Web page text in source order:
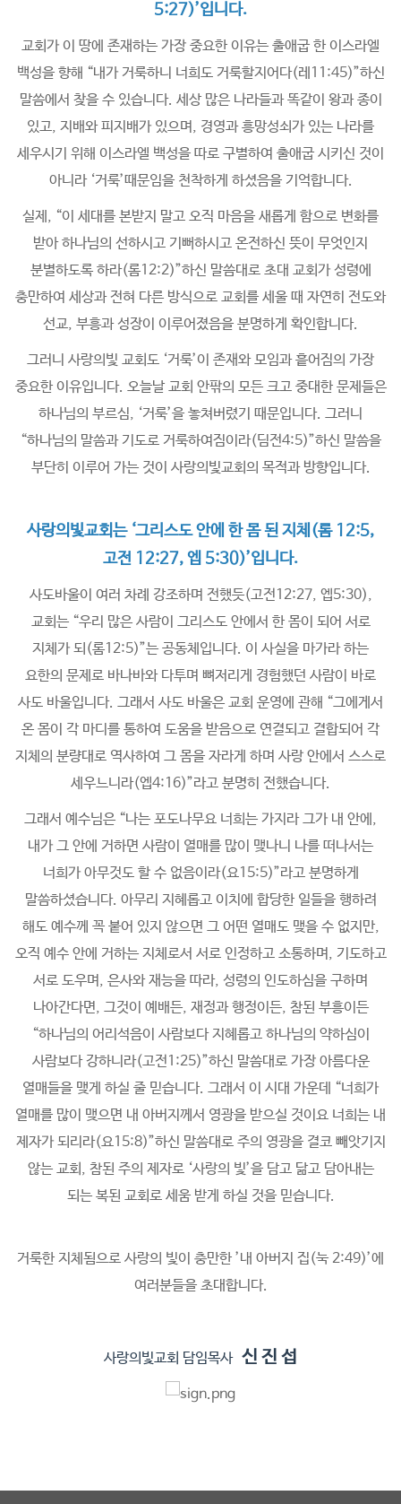
5:27)’입니다.
교회가 이 땅에 존재하는 가장 중요한 이유는 출애굽 한 이스라엘
백성을 향해 “내가 거룩하니 너희도 거룩할지어다(레11:45)”하신
말씀에서 찾을 수 있습니다. 세상 많은 나라들과 똑같이 왕과 종이
있고, 지배와 피지배가 있으며, 경영과 흥망성쇠가 있는 나라를
세우시기 위해 이스라엘 백성을 따로 구별하여 출애굽 시키신 것이
아니라 ‘거룩’때문임을 천착하게 하셨음을 기억합니다.
실제, “이 세대를 본받지 말고 오직 마음을 새롭게 함으로 변화를
받아 하나님의 선하시고 기뻐하시고 온전하신 뜻이 무엇인지
분별하도록 하라(롬12:2)”하신 말씀대로 초대 교회가 성령에
충만하여 세상과 전혀 다른 방식으로 교회를 세울 때 자연히 전도와
선교, 부흥과 성장이 이루어졌음을 분명하게 확인합니다.
그러니 사랑의빛 교회도 ‘거룩’이 존재와 모임과 흩어짐의 가장
중요한 이유입니다. 오늘날 교회 안팎의 모든 크고 중대한 문제들은
하나님의 부르심, ‘거룩’을 놓쳐버렸기 때문입니다. 그러니
“하나님의 말씀과 기도로 거룩하여짐이라(딤전4:5)”하신 말씀을
부단히 이루어 가는 것이 사랑의빛교회의 목적과 방향입니다.
사랑의빛교회는 ‘그리스도 안에 한 몸 된 지체(롬 12:5,
고전 12:27, 엡 5:30)’입니다.
사도바울이 여러 차례 강조하며 전했듯(고전12:27, 엡5:30),
교회는 “우리 많은 사람이 그리스도 안에서 한 몸이 되어 서로
지체가 되(롬12:5)”는 공동체입니다. 이 사실을 마가라 하는
요한의 문제로 바나바와 다투며 뼈저리게 경험했던 사람이 바로
사도 바울입니다. 그래서 사도 바울은 교회 운영에 관해 “그에게서
온 몸이 각 마디를 통하여 도움을 받음으로 연결되고 결합되어 각
지체의 분량대로 역사하여 그 몸을 자라게 하며 사랑 안에서 스스로
세우느니라(엡4:16)”라고 분명히 전했습니다.
그래서 예수님은 “나는 포도나무요 너희는 가지라 그가 내 안에,
내가 그 안에 거하면 사람이 열매를 많이 맺나니 나를 떠나서는
너희가 아무것도 할 수 없음이라(요15:5)”라고 분명하게
말씀하셨습니다. 아무리 지혜롭고 이치에 합당한 일들을 행하려
해도 예수께 꼭 붙어 있지 않으면 그 어떤 열매도 맺을 수 없지만,
오직 예수 안에 거하는 지체로서 서로 인정하고 소통하며, 기도하고
서로 도우며, 은사와 재능을 따라, 성령의 인도하심을 구하며
나아간다면, 그것이 예배든, 재정과 행정이든, 참된 부흥이든
“하나님의 어리석음이 사람보다 지혜롭고 하나님의 약하심이
사람보다 강하니라(고전1:25)”하신 말씀대로 가장 아름다운
열매들을 맺게 하실 줄 믿습니다. 그래서 이 시대 가운데 “너희가
열매를 많이 맺으면 내 아버지께서 영광을 받으실 것이요 너희는 내
제자가 되리라(요15:8)”하신 말씀대로 주의 영광을 결코 빼앗기지
않는 교회, 참된 주의 제자로 ‘사랑의 빛’을 담고 닮고 담아내는
되는 복된 교회로 세움 받게 하실 것을 믿습니다.
거룩한 지체됨으로 사랑의 빛이 충만한 ’내 아버지 집(눅 2:49)’에
여러분들을 초대합니다.
사랑의빛교회 담임목사 신 진 섭